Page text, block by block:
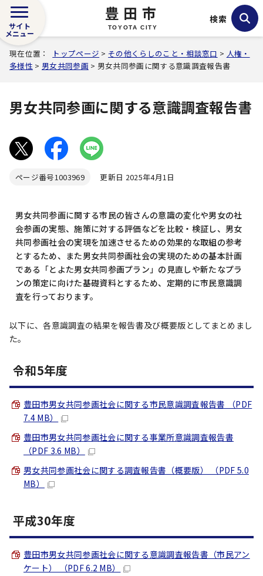
豊田市
TOYOTA CITY
サイト
メニュー
検索
現在位置： トップページ > その他くらしのこと・相談窓口 > 人権・
多様性 > 男女共同参画> 男女共同参画に関する意識調査報告書
男女共同参画に関する意識調査報告書
ページ番号1003969 更新日 2025年4月1日
男女共同参画に関する市民の皆さんの意識の変化や男女の社
会参画の実態、施策に対する評価などを比較・検証し、男女
共同参画社会の実現を加速させるための効果的な取組の参考
とするため、また男女共同参画社会の実現のための基本計画
である「とよた男女共同参画プラン」の見直しや新たなプラ
ンの策定に向けた基礎資料とするため、定期的に市民意識調
査を行っております。
以下に、各意識調査の結果を報告書及び概要版としてまとめまし
た。
令和5年度
豊田市男女共同参画社会に関する市民意識調査報告書 （PDF
7.4 MB）
豊田市男女共同参画社会に関する事業所意識調査報告書
（PDF 3.6 MB）
男女共同参画社会に関する調査報告書（概要版） （PDF 5.0
MB）
平成30年度
豊田市男女共同参画社会に関する意識調査報告書（市民アン
ケート） （PDF 6.2 MB）